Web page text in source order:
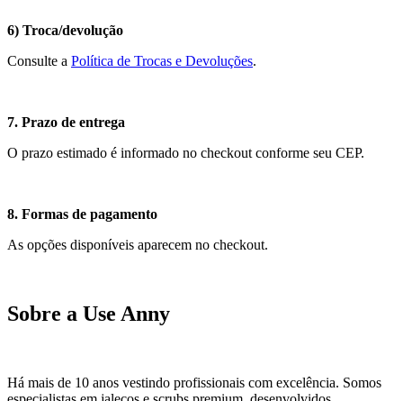
6) Troca/devolução
Consulte a Política de Trocas e Devoluções.
7. Prazo de entrega
O prazo estimado é informado no checkout conforme seu CEP.
8. Formas de pagamento
As opções disponíveis aparecem no checkout.
Sobre a Use Anny
Há mais de 10 anos vestindo profissionais com excelência. Somos